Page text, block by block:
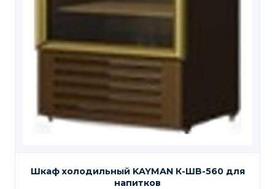
Шкаф холодильный KAYMAN К-ШВ-560 для
напитков